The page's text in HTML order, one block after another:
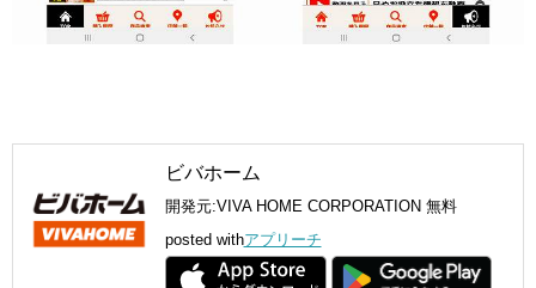
ビバホーム
開発元:VIVA HOME CORPORATION 無料
posted withアプリーチ